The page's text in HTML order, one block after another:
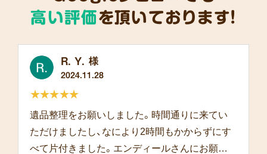
高い評価を頂いております!
R. Y. 様
2024.11.28
遺品整理をお願いしました。時間通りに来てい
ただけましたし、なにより2時間もかからずにす
べて片付きました。エンディールさんにお願い
★★★★★